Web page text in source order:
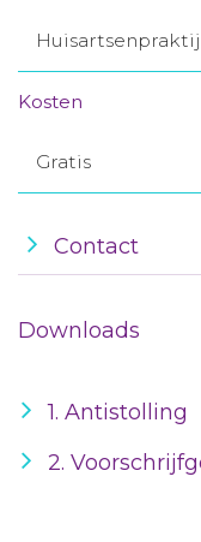
Kosten
Gratis
Contact
Downloads
1. Antistolling
2.